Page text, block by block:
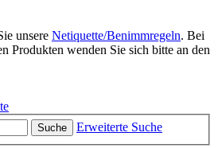
unsere Netiquette/Benimmregeln. Bei
Produkten wenden Sie sich bitte an den
Suche Erweiterte Suche